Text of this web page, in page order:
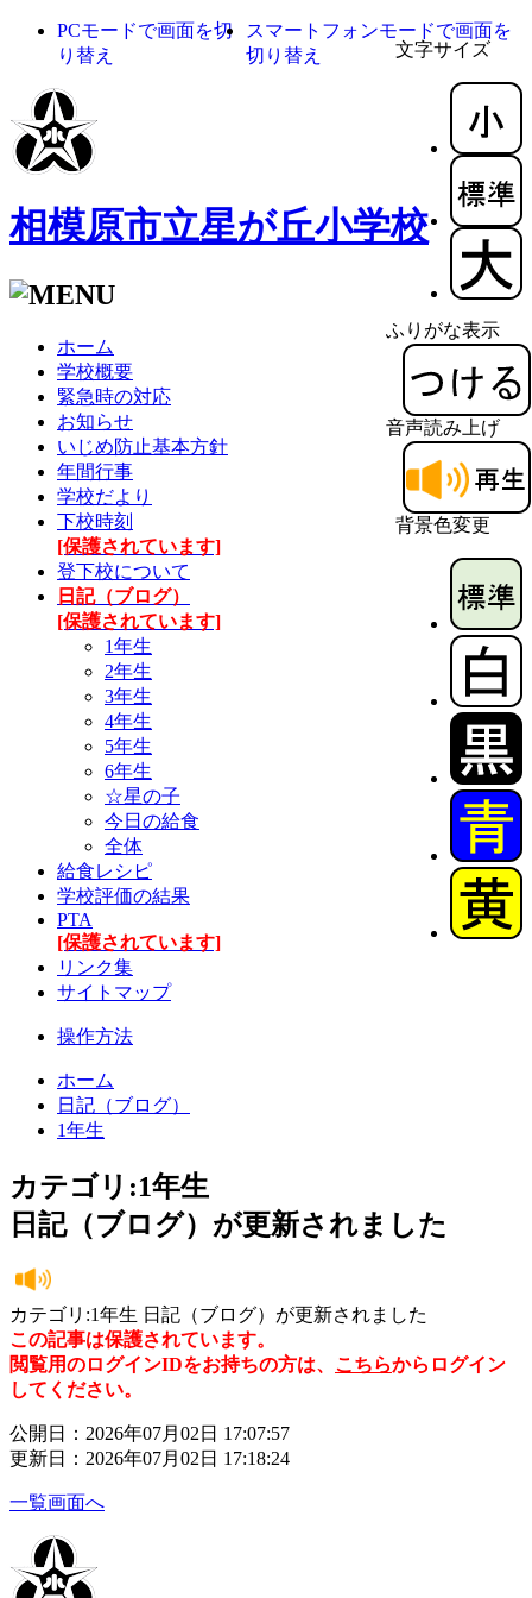
文字サイズ
ふりがな表示
音声読み上げ
背景色変更
PCモードで画面を切
り替え
スマートフォンモードで画面を
切り替え
相模原市立星が丘小学校
ホーム
学校概要
緊急時の対応
お知らせ
いじめ防止基本方針
年間行事
学校だより
下校時刻
[保護されています]
登下校について
日記（ブログ）
[保護されています]
1年生
2年生
3年生
4年生
5年生
6年生
☆星の子
今日の給食
全体
給食レシピ
学校評価の結果
PTA
[保護されています]
リンク集
サイトマップ
操作方法
ホーム
日記（ブログ）
1年生
カテゴリ:1年生
日記（ブログ）が更新されました
カテゴリ:1年生 日記（ブログ）が更新されました
この記事は保護されています。
閲覧用のログインIDをお持ちの方は、 こちらからログイン
してください。
公開日：2026年07月02日 17:07:57
更新日：2026年07月02日 17:18:24
一覧画面へ